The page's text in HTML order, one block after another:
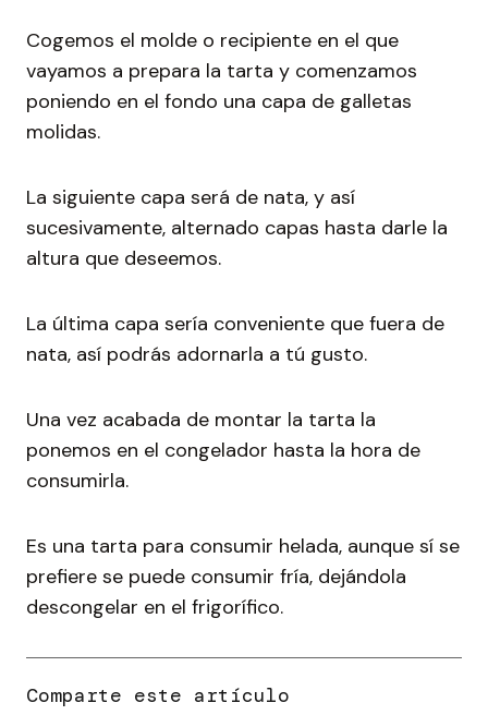
Cogemos el molde o recipiente en el que
vayamos a prepara la tarta y comenzamos
poniendo en el fondo una capa de galletas
molidas.
La siguiente capa será de nata, y así
sucesivamente, alternado capas hasta darle la
altura que deseemos.
La última capa sería conveniente que fuera de
nata, así podrás adornarla a tú gusto.
Una vez acabada de montar la tarta la
ponemos en el congelador hasta la hora de
consumirla.
Es una tarta para consumir helada, aunque sí se
prefiere se puede consumir fría, dejándola
descongelar en el frigorífico.